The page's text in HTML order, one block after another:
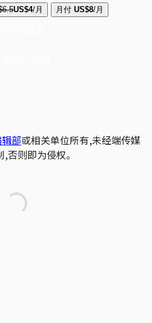
US$4/月 月付 US$8/月
部或相关单位所有,未经端传媒
则即为侵权。